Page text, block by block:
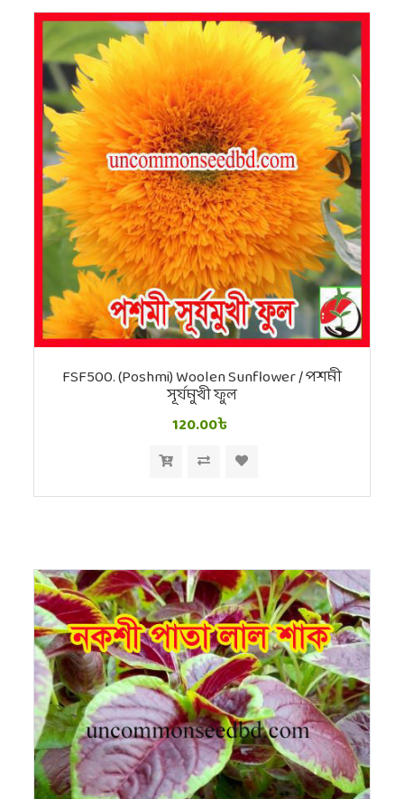
FSF500. (Poshmi) Woolen Sunflower / পশমী
সূর্যমুখী ফুল
120.00৳